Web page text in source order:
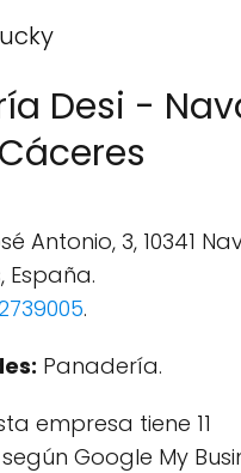
Desi -
Antonio, 3, 10341
España.
.
Panadería.
empresa tiene 11
Google My